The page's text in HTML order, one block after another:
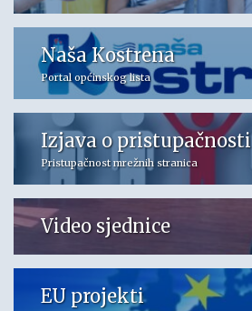
Naša Kostrena
Portal općinskog lista
Izjava o pristupačnosti
Pristupačnost mrežnih stranica
Video sjednice
EU projekti